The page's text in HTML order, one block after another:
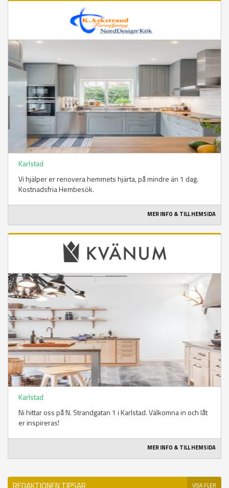
Karlstad
Vi hjälper er renovera hemmets hjärta, på mindre än 1 dag.
Kostnadsfria Hembesök.
MER INFO & TILL HEMSIDA
Karlstad
Ni hittar oss på N. Strandgatan 1 i Karlstad. Välkomna in och låt
er inspireras!
MER INFO & TILL HEMSIDA
VISA FLER